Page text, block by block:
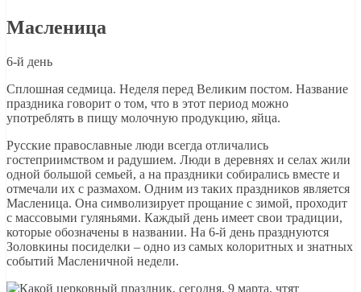
Масленица
6-й день
Сплошная седмица. Неделя перед Великим постом. Название
праздника говорит о том, что в этот период можно
употреблять в пищу молочную продукцию, яйца.
Русские православные люди всегда отличались
гостеприимством и радушием. Люди в деревнях и селах жили
одной большой семьей, а на праздники собирались вместе и
отмечали их с размахом. Одним из таких праздников является
Масленица. Она символизирует прощание с зимой, проходит
с массовыми гуляньями. Каждый день имеет свои традиции,
которые обозначены в названии. На 6-й день празднуются
Золовкины посиделки – одно из самых колоритных и знатных
событий Масленичной недели.